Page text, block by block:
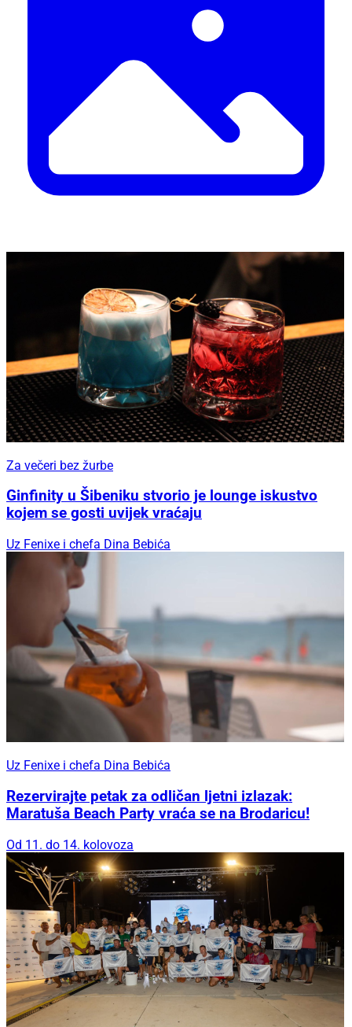
Za večeri bez žurbe
Ginfinity u Šibeniku stvorio je lounge iskustvo
kojem se gosti uvijek vraćaju
Uz Fenixe i chefa Dina Bebića
Uz Fenixe i chefa Dina Bebića
Rezervirajte petak za odličan ljetni izlazak:
Maratuša Beach Party vraća se na Brodaricu!
Od 11. do 14. kolovoza